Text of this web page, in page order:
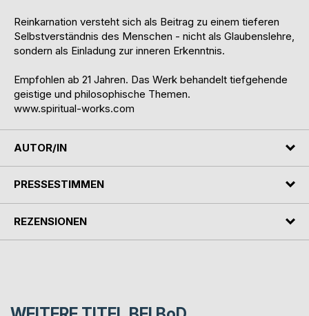
Reinkarnation versteht sich als Beitrag zu einem tieferen
Selbstverständnis des Menschen - nicht als Glaubenslehre,
sondern als Einladung zur inneren Erkenntnis.
Empfohlen ab 21 Jahren. Das Werk behandelt tiefgehende
geistige und philosophische Themen.
www.spiritual-works.com
AUTOR/IN
PRESSESTIMMEN
REZENSIONEN